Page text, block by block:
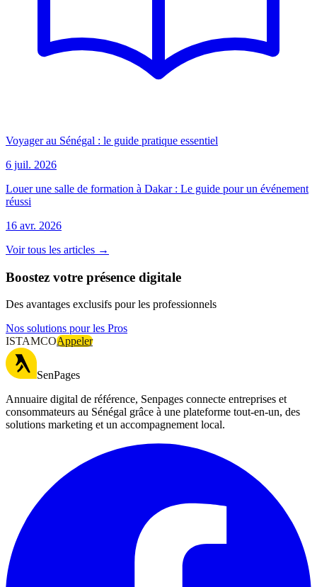
Voyager au Sénégal : le guide pratique essentiel
6 juil. 2026
Louer une salle de formation à Dakar : Le guide pour un événement
réussi
16 avr. 2026
Voir tous les articles →
Boostez votre présence digitale
Des avantages exclusifs pour les professionnels
Nos solutions pour les Pros
ISTAMCOAppeler
SenPages
Annuaire digital de référence, Senpages connecte entreprises et
consommateurs au Sénégal grâce à une plateforme tout-en-un, des
solutions marketing et un accompagnement local.